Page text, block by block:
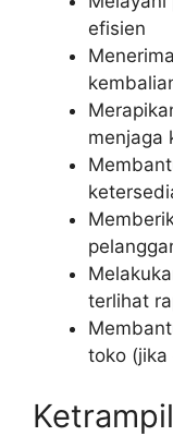
efisien
menjaga
terlihat
toko (jika